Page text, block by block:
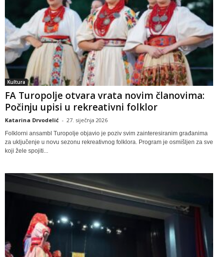
Kultura
FA Turopolje otvara vrata novim članovima:
Počinju upisi u rekreativni folklor
Katarina Drvodelić - 27. siječnja 2026
Folklorni ansambl Turopolje objavio je poziv svim zainteresiranim građanima
za uključenje u novu sezonu rekreativnog folklora. Program je osmišljen za sve
koji žele spojiti...